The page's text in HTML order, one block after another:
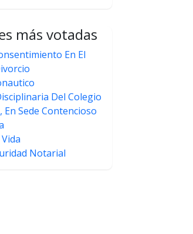
más votadas
En El
Del Colegio
En Sede Contencioso
Notarial